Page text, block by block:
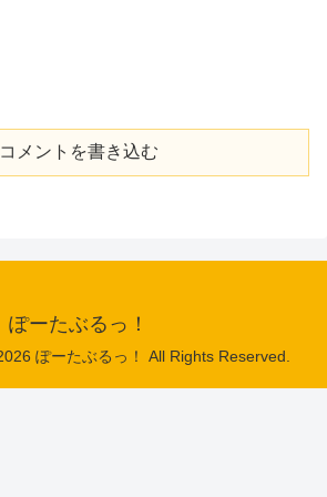
コメントを書き込む
ぽーたぶるっ！
ぽーたぶるっ！ All Rights Reserved.